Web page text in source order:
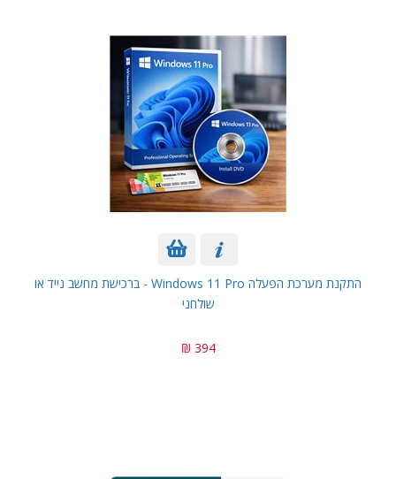
התקנת מערכת הפעלה Windows 11 Pro - ברכישת מחשב נייד או
שולחני
394 ₪